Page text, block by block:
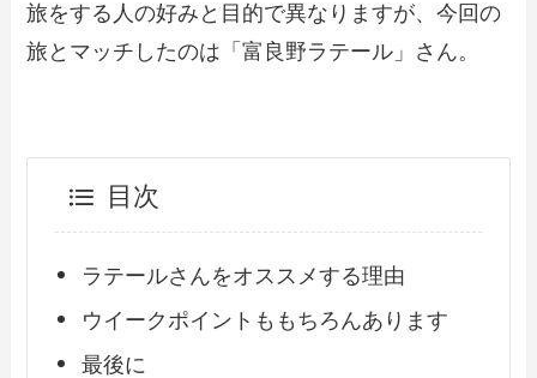
旅をする人の好みと目的で異なりますが、今回の
旅とマッチしたのは「富良野ラテール」さん。
目次
ラテールさんをオススメする理由
ウイークポイントももちろんあります
最後に